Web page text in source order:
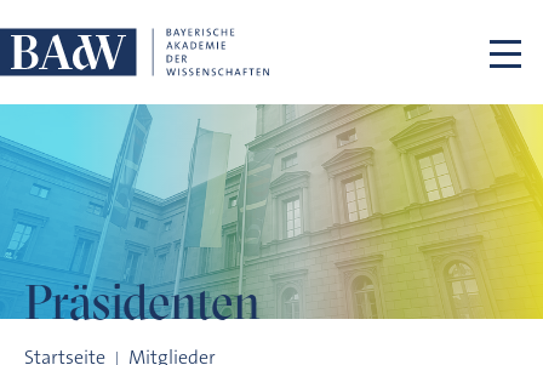
Präsidenten
Startseite Mitglieder